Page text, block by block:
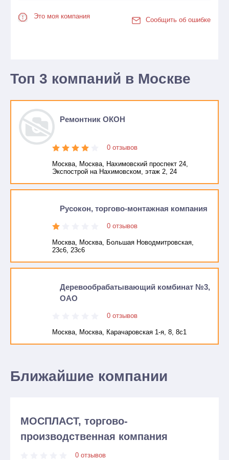
Это моя компания Сообщить об ошибке
Топ 3 компаний в Москве
Ремонтник ОКОН
0 отзывов
Москва, Москва, Нахимовский проспект 24,
Экспострой на Нахимовском, этаж 2, 24
Русокон, торгово-монтажная компания
0 отзывов
Москва, Москва, Большая Новодмитровская,
23с6, 23с6
Деревообрабатывающий комбинат №3,
ОАО
0 отзывов
Москва, Москва, Карачаровская 1-я, 8, 8с1
Ближайшие компании
МОСПЛАСТ, торгово-
производственная компания
0 отзывов